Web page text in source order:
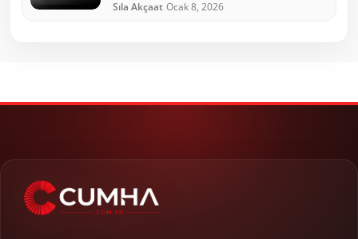
Sıla Akçaat Ocak 8, 2026